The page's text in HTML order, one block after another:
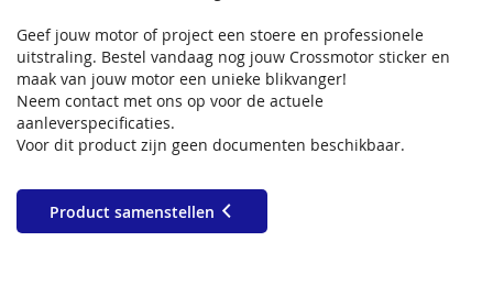
Geef jouw motor of project een stoere en professionele
uitstraling. Bestel vandaag nog jouw Crossmotor sticker en
maak van jouw motor een unieke blikvanger!
Neem contact met ons op voor de actuele
aanleverspecificaties.
Voor dit product zijn geen documenten beschikbaar.
Product samenstellen